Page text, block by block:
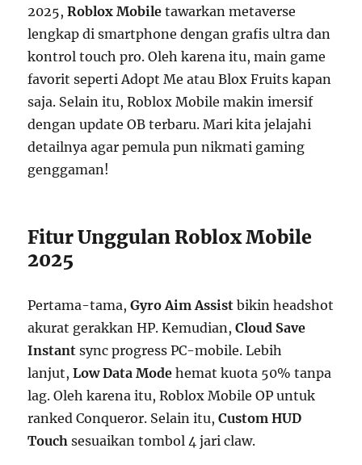
2025,Roblox Mobile tawarkan metaverse
lengkap di smartphone dengan grafis ultra dan
kontrol touch pro. Oleh karena itu, main game
favorit seperti Adopt Me atau Blox Fruits kapan
saja. Selain itu, Roblox Mobile makin imersif
dengan update OB terbaru. Mari kita jelajahi
detailnya agar pemula pun nikmati gaming
genggaman!
Fitur Unggulan Roblox Mobile
2025
Pertama-tama,Gyro Aim Assist bikin headshot
akurat gerakkan HP. Kemudian,Cloud Save
Instant sync progress PC-mobile. Lebih
lanjut,Low Data Mode hemat kuota 50% tanpa
lag. Oleh karena itu, Roblox Mobile OP untuk
ranked Conqueror. Selain itu,Custom HUD
Touch sesuaikan tombol 4 jari claw.